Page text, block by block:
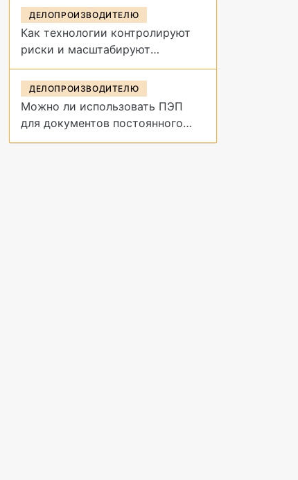
эволюция»
ДЕЛОПРОИЗВОДИТЕЛЮ
Как технологии контролируют
риски и масштабируют
управление договорами
ДЕЛОПРОИЗВОДИТЕЛЮ
Можно ли использовать ПЭП
для документов постоянного
срока хранения?